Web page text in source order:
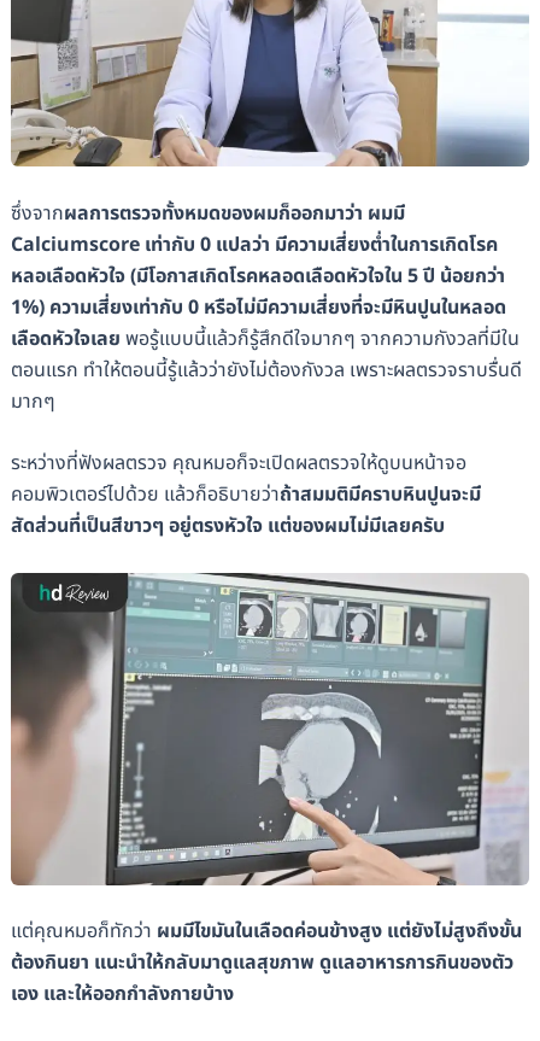
ซึ่งจากผลการตรวจทั้งหมดของผมก็ออกมาว่า ผมมี
Calciumscore เท่ากับ 0 แปลว่า มีความเสี่ยงต่ำในการเกิดโรค
หลอเลือดหัวใจ (มีโอกาสเกิดโรคหลอดเลือดหัวใจใน 5 ปี น้อยกว่า
1%) ความเสี่ยงเท่ากับ 0 หรือไม่มีความเสี่ยงที่จะมีหินปูนในหลอด
เลือดหัวใจเลย พอรู้แบบนี้แล้วก็รู้สึกดีใจมากๆ จากความกังวลที่มีใน
ตอนแรก ทำให้ตอนนี้รู้แล้วว่ายังไม่ต้องกังวล เพราะผลตรวจราบรื่นดี
มากๆ
ระหว่างที่ฟังผลตรวจ คุณหมอก็จะเปิดผลตรวจให้ดูบนหน้าจอ
คอมพิวเตอร์ไปด้วย แล้วก็อธิบายว่าถ้าสมมติมีคราบหินปูนจะมี
สัดส่วนที่เป็นสีขาวๆ อยู่ตรงหัวใจ แต่ของผมไม่มีเลยครับ
แต่คุณหมอก็ทักว่า ผมมีไขมันในเลือดค่อนข้างสูง แต่ยังไม่สูงถึงขั้น
ต้องกินยา แนะนำให้กลับมาดูแลสุขภาพ ดูแลอาหารการกินของตัว
เอง และให้ออกกำลังกายบ้าง